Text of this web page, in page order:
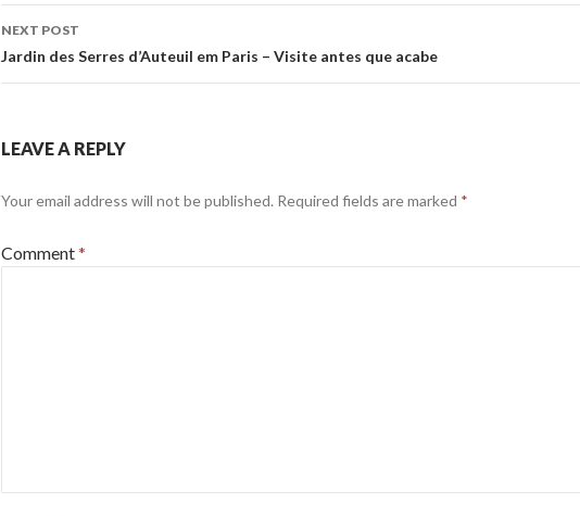
NEXT POST
Jardin des Serres d’Auteuil em Paris – Visite antes que acabe
LEAVE A REPLY
Your email address will not be published. Required fields are marked *
Comment*